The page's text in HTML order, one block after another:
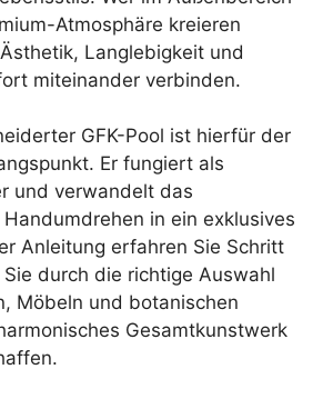
Atmosphäre kreieren
Langlebigkeit und
miteinander verbinden.
GFK-Pool ist hierfür der
Er fungiert als
und verwandelt das
in ein exklusives
Anleitung erfahren Sie Schritt
durch die richtige Auswahl
Möbeln und botanischen
Gesamtkunstwerk